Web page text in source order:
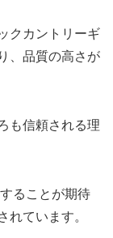
クカントリーギ
、品質の高さが
も信頼される理
ることが期待
れています。